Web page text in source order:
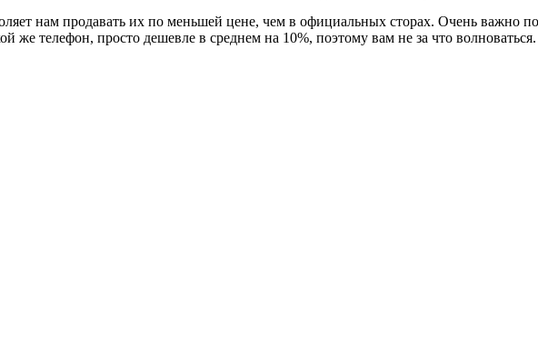
нам продавать их по меньшей цене, чем в официальных сторах. Очень важно
же телефон, просто дешевле в среднем на 10%, поэтому вам не за что